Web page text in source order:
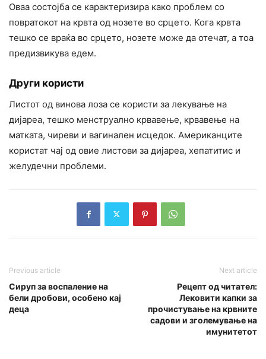
Оваа состојба се карактеризира како проблем со
повратокот на крвта од нозете во срцето. Кога крвта
тешко се враќа во срцето, нозете може да отечат, а тоа
предизвикува едем.
Други користи
Листот од винова лоза се користи за лекување на
дијареа, тешко менструално крвавење, крвавење на
матката, чиреви и вагинален исцедок. Американците
користат чај од овие листови за дијареа, хепатитис и
желудечни проблеми.
Previous article
Сируп за воспаление на
бели дробови, особено кај
деца
Next article
Рецепт од читател:
Лековити капки за
прочистување на крвните
садови и зголемување на
имунитетот